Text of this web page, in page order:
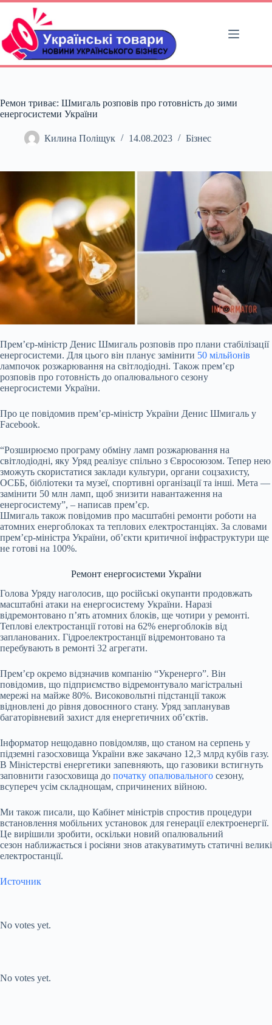
Перейти
вмісту
Ремон триває: Шмигаль розповів про готовність до зими
енергосистеми України
Килина Поліщук 14.08.2023 Бізнес
Прем’єр-міністр Денис Шмигаль розповів про плани стабілізації
енергосистеми. Для цього він планує замінити 50 мільйонів
лампочок розжарювання на світлодіодні. Також прем’єр
розповів про готовність до опалювального сезону
енергосистеми України.
Про це повідомив прем’єр-міністр України Денис Шмигаль у
Facebook.
“Розширюємо програму обміну ламп розжарювання на
світлодіодні, яку Уряд реалізує спільно з Євросоюзом. Тепер нею
зможуть скористатися заклади культури, органи соцзахисту,
ОСББ, бібліотеки та музеї, спортивні організації та інші. Мета —
замінити 50 млн ламп, щоб знизити навантаження на
енергосистему”, – написав прем’єр.
Шмигаль також повідомив про масштабні ремонти роботи на
атомних енергоблоках та теплових електростанціях. За словами
прем’єр-міністра України, об’єкти критичної інфраструктури ще
не готові на 100%.
Ремонт енергосистеми України
Голова Уряду наголосив, що російські окупанти продовжать
масштабні атаки на енергосистему України. Наразі
відремонтовано п’ять атомних блоків, ще чотири у ремонті.
Теплові електростанції готові на 62% енергоблоків від
запланованих. Гідроелектростанції відремонтовано та
перебувають в ремонті 32 агрегати.
Прем’єр окремо відзначив компанію “Укренерго”. Він
повідомив, що підприємство відремонтувало магістральні
мережі на майже 80%. Високовольтні підстанції також
відновлені до рівня довоєнного стану. Уряд запланував
багаторівневий захист для енергетичних об’єктів.
Інформатор нещодавно повідомляв, що станом на серпень у
підземні газосховища України вже закачано 12,3 млрд кубів газу.
В Міністерстві енергетики запевняють, що газовики встигнуть
заповнити газосховища до початку опалювального сезону,
всупереч усім складнощам, спричинених війною.
Ми також писали, що Кабінет міністрів спростив процедури
встановлення мобільних установок для генерації електроенергії.
Це вирішили зробити, оскільки новий опалювальний
сезон наближається і росіяни знов атакуватимуть статичні великі
електростанції.
Источник
No votes yet.
No votes yet.